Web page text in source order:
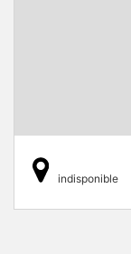
indisponible